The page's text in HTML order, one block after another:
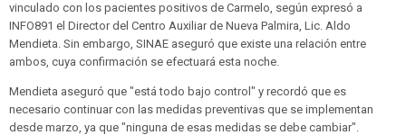
vinculado con los pacientes positivos de Carmelo, según expresó a
INFO891 el Director del Centro Auxiliar de Nueva Palmira, Lic. Aldo
Mendieta. Sin embargo, SINAE aseguró que existe una relación entre
ambos, cuya confirmación se efectuará esta noche.
Mendieta aseguró que "está todo bajo control" y recordó que es
necesario continuar con las medidas preventivas que se implementan
desde marzo, ya que "ninguna de esas medidas se debe cambiar".